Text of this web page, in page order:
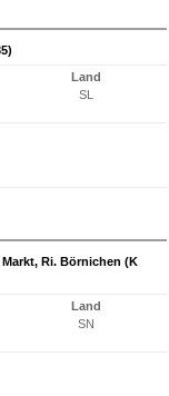
Land
SL
Ri. Börnichen (K
Land
SN